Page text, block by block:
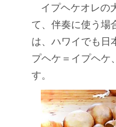
イプヘケオレの
て、伴奏に使う場
は、ハワイでも日
プヘケ＝イプヘケ
す。